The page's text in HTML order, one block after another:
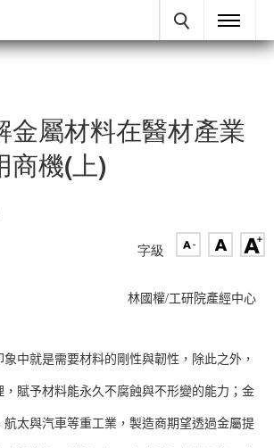
金屬材料在醫材產業
商機(上)
字級
林國權/工研院產經中心
中就是需要材料的剛性與韌性，除此之外，
賦予材料能永久不腐蝕與不形變的能力；金
航太與汽車等重工業，製造商期望透過金屬提